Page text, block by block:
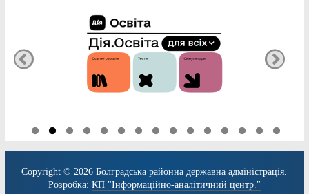
Copyright © 2026Болградська районна державна адміністрація
Розробка: КП "Інформаційно-аналітичний центр."